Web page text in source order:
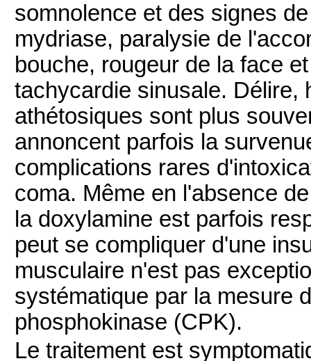
somnolence et des signes
mydriase, paralysie de
bouche, rougeur de la face
tachycardie sinusale. Délire,
athétosiques sont plus
annoncent parfois la
complications rares
coma. Même en l'absence
la doxylamine est parfois
peut se compliquer d'une
musculaire n'est pas
systématique par la mesure
phosphokinase (CPK).
Le traitement est